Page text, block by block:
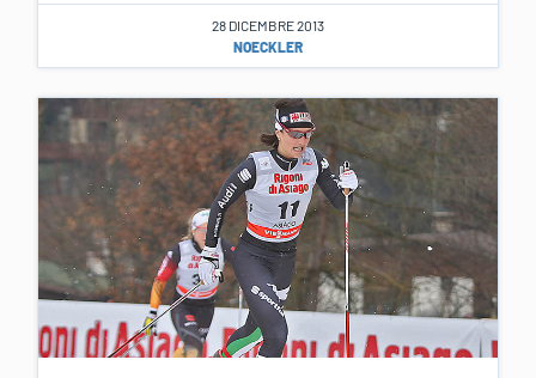
28 DICEMBRE 2013
NOECKLER